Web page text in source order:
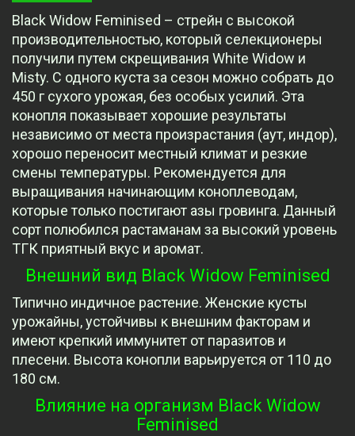
Black Widow Feminised – стрейн с высокой
производительностью, который селекционеры
получили путем скрещивания White Widow и
Misty. С одного куста за сезон можно собрать до
450 г сухого урожая, без особых усилий. Эта
конопля показывает хорошие результаты
независимо от места произрастания (аут, индор),
хорошо переносит местный климат и резкие
смены температуры. Рекомендуется для
выращивания начинающим коноплеводам,
которые только постигают азы гровинга. Данный
сорт полюбился растаманам за высокий уровень
ТГК приятный вкус и аромат.
Внешний вид Black Widow Feminised
Типично индичное растение. Женские кусты
урожайны, устойчивы к внешним факторам и
имеют крепкий иммунитет от паразитов и
плесени. Высота конопли варьируется от 110 до
180 см.
Влияние на организм Black Widow
Feminised